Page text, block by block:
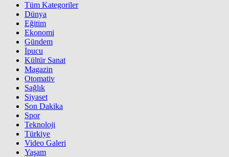
Tüm Kategoriler
Dünya
Eğitim
Ekonomi
Gündem
İpucu
Kültür Sanat
Magazin
Otomativ
Sağlık
Siyaset
Son Dakika
Spor
Teknoloji
Türkiye
Video Galeri
Yaşam